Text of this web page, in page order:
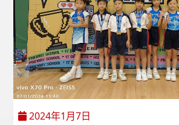
2024年1月7日